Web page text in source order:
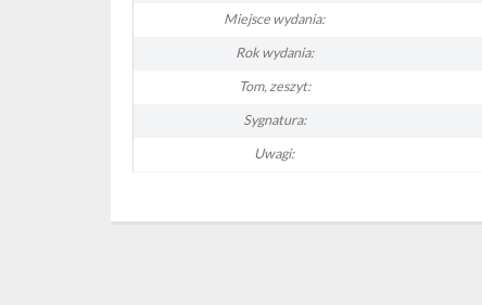
Miejsce wydania:
Rok wydania:
Tom, zeszyt:
Sygnatura:
Uwagi: